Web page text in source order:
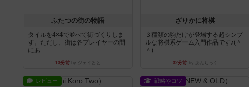
ふたつの街の物語
タイルを4×4で並べて街づくりしま
す。ただし、街は各プレイヤーの間
にあ...
13分前by ジェイとと
ざりかに将棋
３種類の駒だけが登場する超シンプ
ルな将棋系ゲーム入門作品です♪(＾
＾)...
32分前by あんちっく
レビュー 戦略やコツ